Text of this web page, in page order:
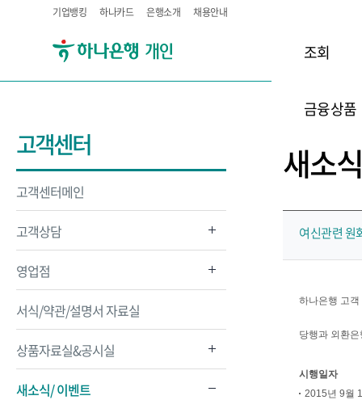
기업뱅킹 하나카드 은행소개 채용안내
조회
금융상품
고객센터
고객센터메인
고객상담
영업점
서식/약관/설명서 자료실
상품자료실&공시실
새소식/ 이벤트
새소식
여신관련 원
하나은행 고
당행과 외환
시행일자
2015년 9월